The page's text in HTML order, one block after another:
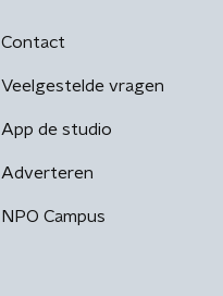
Contact
Veelgestelde vragen
App de studio
Adverteren
NPO Campus